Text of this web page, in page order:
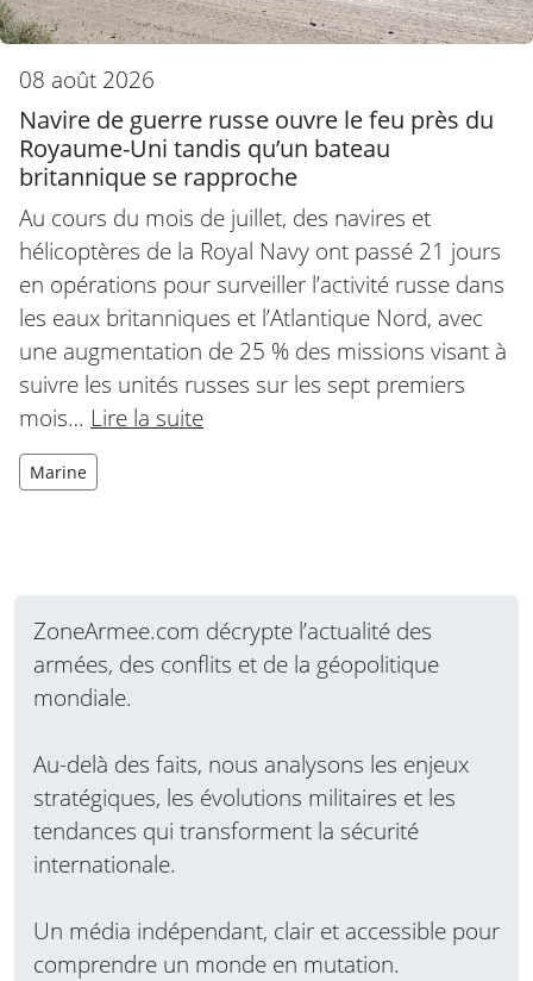
08 août 2026
Navire de guerre russe ouvre le feu près du
Royaume-Uni tandis qu’un bateau
britannique se rapproche
Au cours du mois de juillet, des navires et
hélicoptères de la Royal Navy ont passé 21 jours
en opérations pour surveiller l’activité russe dans
les eaux britanniques et l’Atlantique Nord, avec
une augmentation de 25 % des missions visant à
suivre les unités russes sur les sept premiers
mois… Lire la suite
Marine
ZoneArmee.com décrypte l’actualité des
armées, des conflits et de la géopolitique
mondiale.
Au-delà des faits, nous analysons les enjeux
stratégiques, les évolutions militaires et les
tendances qui transforment la sécurité
internationale.
Un média indépendant, clair et accessible pour
comprendre un monde en mutation.